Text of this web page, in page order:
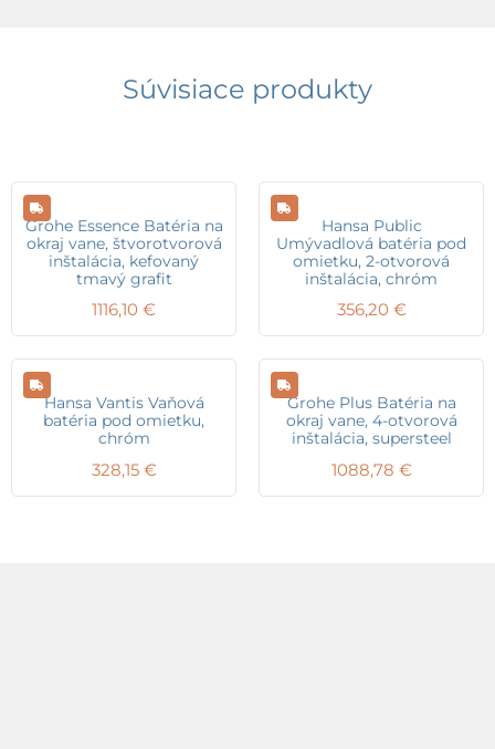
Súvisiace produkty
Grohe Essence Batéria na
okraj vane, štvorotvorová
inštalácia, kefovaný
tmavý grafit
1116,10 €
Hansa Public
Umývadlová batéria pod
omietku, 2-otvorová
inštalácia, chróm
356,20 €
Hansa Vantis Vaňová
batéria pod omietku,
chróm
328,15 €
Grohe Plus Batéria na
okraj vane, 4-otvorová
inštalácia, supersteel
1088,78 €